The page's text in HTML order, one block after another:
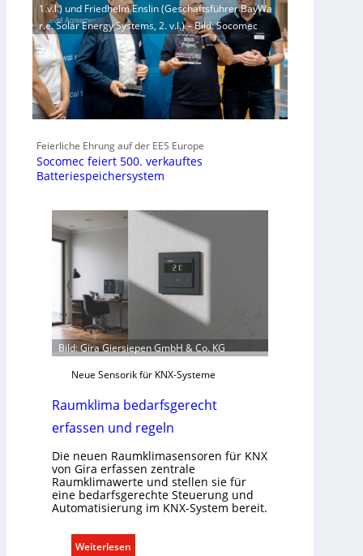
1.v.l.) und Friedhelm Enslin (Geschäftsführer BayWa
r.e. Solar Energy Systems, 2. v.l.) – Bild: Socomec
Feierliche Ehrung auf der EES Europe
Socomec feiert 500. verkauftes
Batteriespeichersystem
Bild: Gira Giersiepen GmbH & Co. KG
Neue Sensorik für KNX-Systeme
Raumklima bedarfsgerecht
erfassen und regeln
Die neuen Raumklimasensoren für KNX
von Gira erfassen zentrale
Raumklimawerte und stellen sie für
eine bedarfsgerechte Steuerung und
Automatisierung im KNX-System bereit.
Weiterlesen